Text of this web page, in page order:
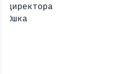
Юшка